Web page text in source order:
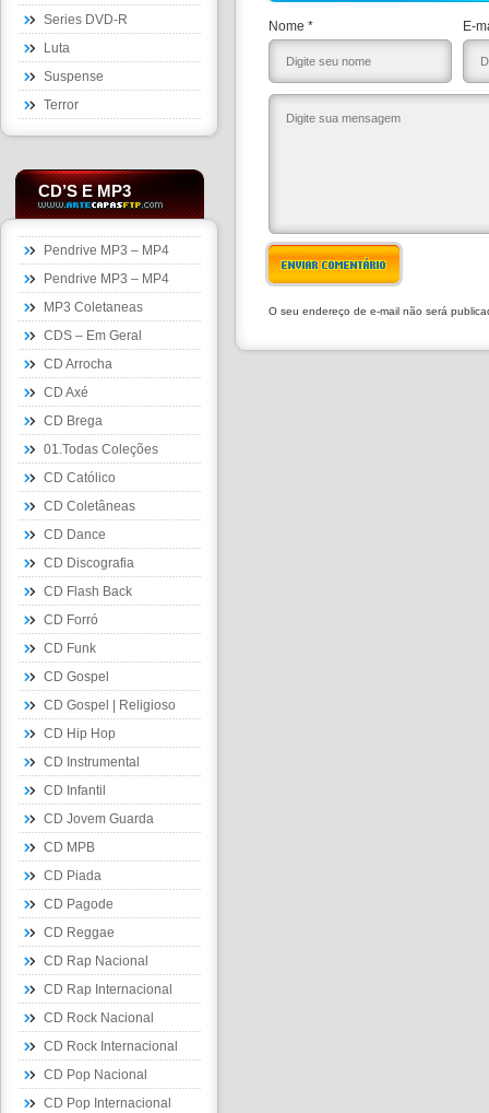
Series DVD-R
Luta
Suspense
Terror
CD’S E MP3
Pendrive MP3 – MP4
Pendrive MP3 – MP4
MP3 Coletaneas
CDS – Em Geral
CD Arrocha
CD Axé
CD Brega
01.Todas Coleções
CD Católico
CD Coletâneas
CD Dance
CD Discografia
CD Flash Back
CD Forró
CD Funk
CD Gospel
CD Gospel | Religioso
CD Hip Hop
CD Instrumental
CD Infantil
CD Jovem Guarda
CD MPB
CD Piada
CD Pagode
CD Reggae
CD Rap Nacional
CD Rap Internacional
CD Rock Nacional
CD Rock Internacional
CD Pop Nacional
CD Pop Internacional
Nome * E-
ENVIAR COMENTÁRIO
O seu endereço de e-mail não será